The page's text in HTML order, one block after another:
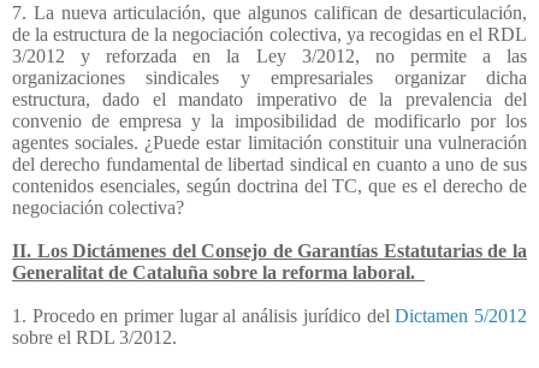
7. La nueva articulación, que algunos califican de desarticulación,
de la estructura de la negociación colectiva, ya recogidas en el RDL
3/2012 y reforzada en la Ley 3/2012, no permite a las
organizaciones sindicales y empresariales organizar dicha
estructura, dado el mandato imperativo de la prevalencia del
convenio de empresa y la imposibilidad de modificarlo por los
agentes sociales. ¿Puede estar limitación constituir una vulneración
del derecho fundamental de libertad sindical en cuanto a uno de sus
contenidos esenciales, según doctrina del TC, que es el derecho de
negociación colectiva?
II. Los Dictámenes del Consejo de Garantías Estatutarias de la
Generalitat de Cataluña sobre la reforma laboral.
1. Procedo en primer lugar al análisis jurídico delDictamen 5/2012
sobre el RDL 3/2012.